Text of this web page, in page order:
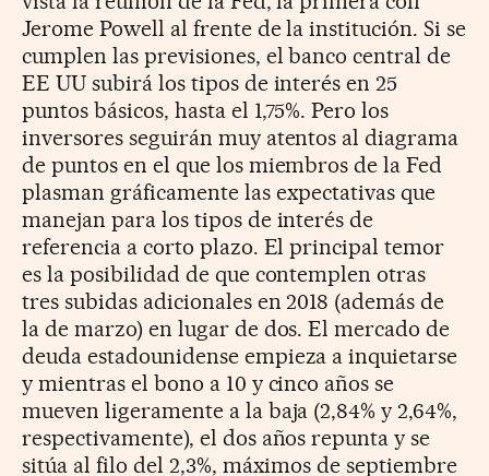
Jerome Powell al frente de la institución. Si se
cumplen las previsiones, el banco central de
EE UU subirá los tipos de interés en 25
puntos básicos, hasta el 1,75%. Pero los
inversores seguirán muy atentos al diagrama
de puntos en el que los miembros de la Fed
plasman gráficamente las expectativas que
manejan para los tipos de interés de
referencia a corto plazo. El principal temor
es la posibilidad de que contemplen otras
tres subidas adicionales en 2018 (además de
la de marzo) en lugar de dos. El mercado de
deuda estadounidense empieza a inquietarse
y mientras el bono a 10 y cinco años se
mueven ligeramente a la baja (2,84% y 2,64%,
respectivamente), el dos años repunta y se
sitúa al filo del 2,3%, máximos de septiembre